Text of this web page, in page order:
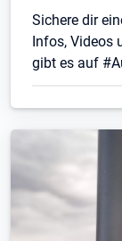
Sichere dir
Infos, Videos
gibt es auf